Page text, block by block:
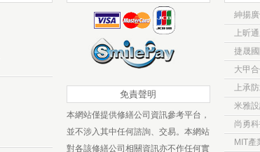
免責聲明
本網站僅提供修繕公司資訊參考平台，
並不涉入其中任何諮詢、交易。本網站
對各該修繕公司相關資訊亦不作任何實
紳揚
上昕
捷晟
大甲
上承
米雅
尚勇
MIT產